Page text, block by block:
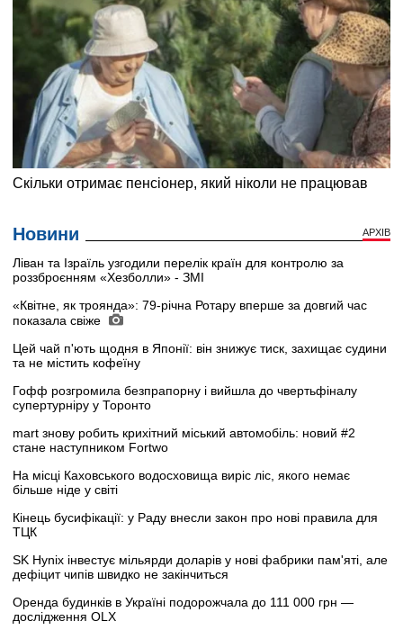
Новини АРХІВ
Ліван та Ізраїль узгодили перелік країн для контролю за
роззброєнням «Хезболли» - ЗМІ
«Квітне, як троянда»: 79-річна Ротару вперше за довгий час
показала свіже
Цей чай п'ють щодня в Японії: він знижує тиск, захищає судини
та не містить кофеїну
Гофф розгромила безпрапорну і вийшла до чвертьфіналу
супертурніру у Торонто
mart знову робить крихітний міський автомобіль: новий #2
стане наступником Fortwo
На місці Каховського водосховища виріс ліс, якого немає
більше ніде у світі
Кінець бусифікації: у Раду внесли закон про нові правила для
ТЦК
SK Hynix інвестує мільярди доларів у нові фабрики пам'яті, але
дефіцит чипів швидко не закінчиться
Оренда будинків в Україні подорожчала до 111 000 грн —
дослідження OLX